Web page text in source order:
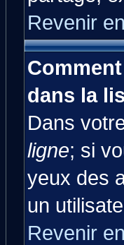
Revenir
dans la
Dans
ligne; si
yeux des
un
Revenir